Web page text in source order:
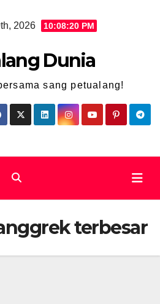
2026 10:08:21 PM
Dunia
sang petualang!
terbesar